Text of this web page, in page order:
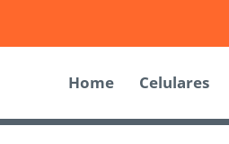
Home Celulares